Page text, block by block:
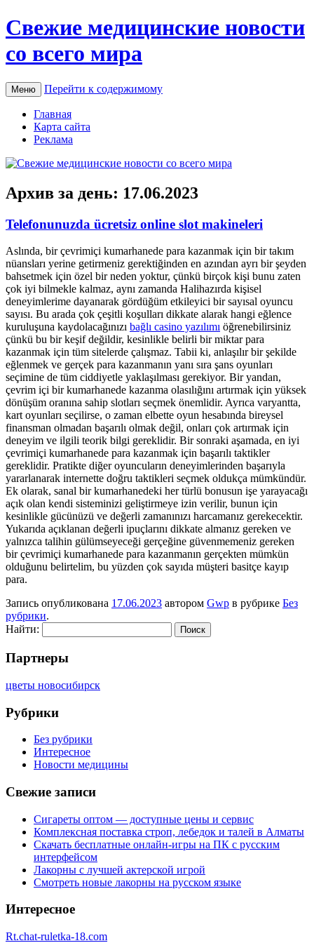
Свежие медицинские новости
со всего мира
Меню Перейти к содержимому
Главная
Карта сайта
Реклама
Архив за день: 17.06.2023
Telefonunuzda ücretsiz online slot makineleri
Aslında, bir çevrimiçi kumarhanede para kazanmak için bir takım
nüansları yerine getirmeniz gerektiğinden en azından ayrı bir şeyden
bahsetmek için özel bir neden yoktur, çünkü birçok kişi bunu zaten
çok iyi bilmekle kalmaz, aynı zamanda Halihazırda kişisel
deneyimlerime dayanarak gördüğüm etkileyici bir sayısal oyuncu
sayısı. Bu arada çok çeşitli koşulları dikkate alarak hangi eğlence
kuruluşuna kaydolacağınızı bağlı casino yazılımı öğrenebilirsiniz
çünkü bu bir keşif değildir, kesinlikle belirli bir miktar para
kazanmak için tüm sitelerde çalışmaz. Tabii ki, anlaşılır bir şekilde
eğlenmek ve gerçek para kazanmanın yanı sıra şans oyunları
seçimine de tüm ciddiyetle yaklaşılması gerekiyor. Bir yandan,
çevrim içi bir kumarhanede kazanma olasılığını artırmak için yüksek
dönüşüm oranına sahip slotları seçmek önemlidir. Ayrıca varyantta,
kart oyunları seçilirse, o zaman elbette oyun hesabında bireysel
finansman olmadan başarılı olmak değil, onları çok artırmak için
deneyim ve ilgili teorik bilgi gereklidir. Bir sonraki aşamada, en iyi
çevrimiçi kumarhanede para kazanmak için başarılı taktikler
gereklidir. Pratikte diğer oyuncuların deneyimlerinden başarıyla
yararlanarak internette doğru taktikleri seçmek oldukça mümkündür.
Ek olarak, sanal bir kumarhanedeki her türlü bonusun işe yarayacağı
açık olan kendi sisteminizi geliştirmeye izin verilir, bunun için
kesinlikle gücünüzü ve değerli zamanınızı harcamanız gerekecektir.
Yukarıda açıklanan değerli ipuçlarını dikkate almanız gereken ve
yalnızca talihin gülümseyeceği gerçeğine güvenmemeniz gereken
bir çevrimiçi kumarhanede para kazanmanın gerçekten mümkün
olduğunu belirtelim, bu yüzden çok sayıda müşteri basitçe kayıp
para.
Запись опубликована 17.06.2023 автором Gwp в рубрике Без
рубрики.
Найти:
Партнеры
цветы новосибирск
Рубрики
Без рубрики
Интересное
Новости медицины
Свежие записи
Сигареты оптом — доступные цены и сервис
Комплексная поставка строп, лебедок и талей в Алматы
Скачать бесплатные онлайн-игры на ПК с русским
интерфейсом
Лакорны с лучшей актерской игрой
Смотреть новые лакорны на русском языке
Интересное
Rt.chat-ruletka-18.com